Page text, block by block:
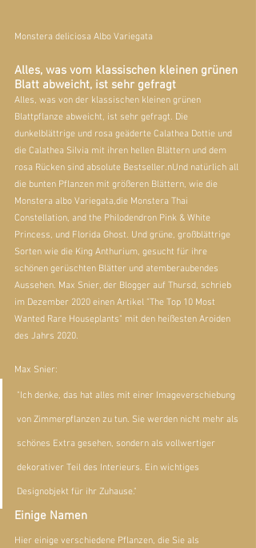
Monstera deliciosa Albo Variegata
Alles, was vom klassischen kleinen grünen
Blatt abweicht, ist sehr gefragt
Alles, was von der klassischen kleinen grünen
Blattpflanze abweicht, ist sehr gefragt. Die
dunkelblättrige und rosa geäderte Calathea Dottie und
die Calathea Silvia mit ihren hellen Blättern und dem
rosa Rücken sind absolute Bestseller.nUnd natürlich all
die bunten Pflanzen mit größeren Blättern, wie die
Monstera albo Variegata,die Monstera Thai
Constellation, and the Philodendron Pink & White
Princess, und Florida Ghost. Und grüne, großblättrige
Sorten wie die King Anthurium, gesucht für ihre
schönen gerüschten Blätter und atemberaubendes
Aussehen. Max Snier, der Blogger auf Thursd, schrieb
im Dezember 2020 einen Artikel "The Top 10 Most
Wanted Rare Houseplants" mit den heißesten Aroiden
des Jahrs 2020.
Max Snier:
"Ich denke, das hat alles mit einer Imageverschiebung
von Zimmerpflanzen zu tun. Sie werden nicht mehr als
schönes Extra gesehen, sondern als vollwertiger
dekorativer Teil des Interieurs. Ein wichtiges
Designobjekt für ihr Zuhause."
Einige Namen
Hier einige verschiedene Pflanzen, die Sie als